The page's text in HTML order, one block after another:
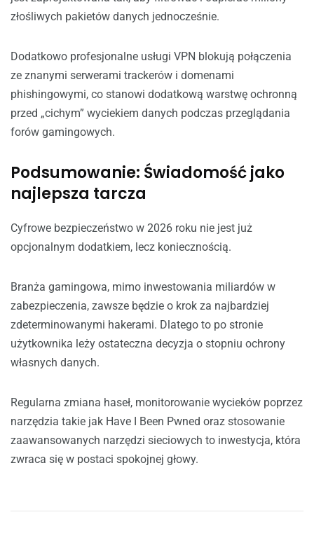
złośliwych pakietów danych jednocześnie.
Dodatkowo profesjonalne usługi VPN blokują połączenia
ze znanymi serwerami trackerów i domenami
phishingowymi, co stanowi dodatkową warstwę ochronną
przed „cichym” wyciekiem danych podczas przeglądania
forów gamingowych.
Podsumowanie: Świadomość jako
najlepsza tarcza
Cyfrowe bezpieczeństwo w 2026 roku nie jest już
opcjonalnym dodatkiem, lecz koniecznością.
Branża gamingowa, mimo inwestowania miliardów w
zabezpieczenia, zawsze będzie o krok za najbardziej
zdeterminowanymi hakerami. Dlatego to po stronie
użytkownika leży ostateczna decyzja o stopniu ochrony
własnych danych.
Regularna zmiana haseł, monitorowanie wycieków poprzez
narzędzia takie jak Have I Been Pwned oraz stosowanie
zaawansowanych narzędzi sieciowych to inwestycja, która
zwraca się w postaci spokojnej głowy.